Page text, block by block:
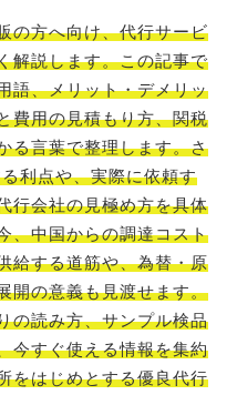
の方へ向け、代行サービ
解説します。この記事で
語、メリット・デメリッ
費用の見積もり方、関税
る言葉で整理します。さ
利点や、実際に依頼す
行会社の見極め方を具体
、中国からの調達コスト
給する道筋や、為替・原
開の意義も見渡せます。
の読み方、サンプル検品
今すぐ使える情報を集約
をはじめとする優良代行